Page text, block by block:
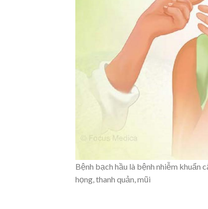
Bệnh bạch hầu là bệnh nhiễm khuẩn
họng, thanh quản, mũi